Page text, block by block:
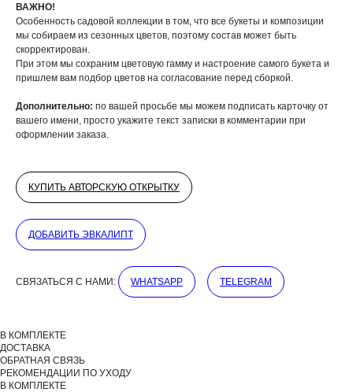
ВАЖНО!
Особенность садовой коллекции в том, что все букеты и композиции
мы собираем из сезонных цветов, поэтому состав может быть
скорректирован.
При этом мы сохраним цветовую гамму и настроение самого букета и
пришлем вам подбор цветов на согласование перед сборкой.
Дополнительно: по вашей просьбе мы можем подписать карточку от
вашего имени, просто укажите текст записки в комментарии при
оформлении заказа.
КУПИТЬ АВТОРСКУЮ ОТКРЫТКУ
ДОБАВИТЬ ЭВКАЛИПТ
СВЯЗАТЬСЯ С НАМИ: WHATSAPP TELEGRAM
В КОМПЛЕКТЕ
ДОСТАВКА
ОБРАТНАЯ СВЯЗЬ
РЕКОМЕНДАЦИИ ПО УХОДУ
В КОМПЛЕКТЕ
ДОБАВЬТЕ ПОДАРОК